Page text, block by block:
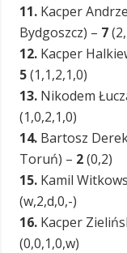
11. Kacper
Bydgoszcz) – 7
12. Kacper
5(1,1,2,1,0)
13. Nikodem
(1,0,2,1,0)
14. Bartosz
Toruń) – 2(0,2)
15. Kamil
(w,2,d,0,-)
16. Kacper
(0,0,1,0,w)